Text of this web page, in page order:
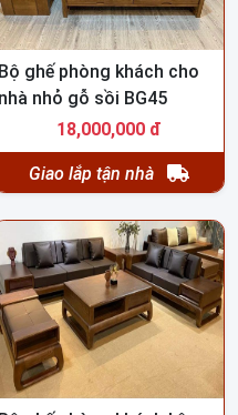
Bộ ghế phòng khách cho
nhà nhỏ gỗ sồi BG45
18,000,000 đ
Giao lắp tận nhà